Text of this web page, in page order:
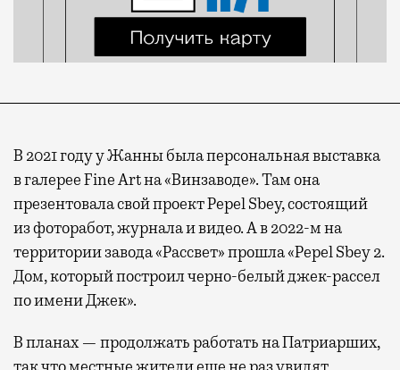
В 2021 году у Жанны была персональная выставка
в галерее Fine Art на «Винзаводе». Там она
презентовала свой проект Pepel Sbey, состоящий
из фоторабот, журнала и видео. А в 2022-м на
территории завода «Рассвет» прошла «Pepel Sbey 2.
Дом, который построил черно-белый джек-рассел
по имени Джек».
В планах — продолжать работать на Патриарших,